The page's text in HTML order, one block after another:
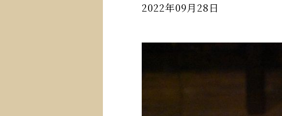
2022年09月28日